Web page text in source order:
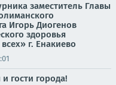
заместитель Главы
Игорь Диогенов
здоровья
г. Енакиево
гости города!